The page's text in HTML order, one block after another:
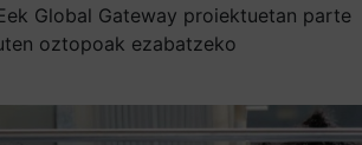
Global Gateway proiektuetan parte
oztopoak ezabatzeko